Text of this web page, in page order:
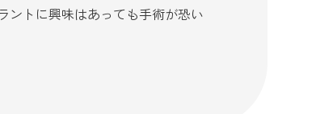
ントに興味はあっても手術が恐い